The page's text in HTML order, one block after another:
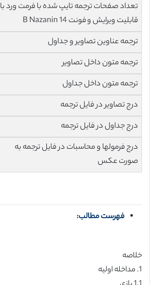
تعداد صفحات ترجمه تایپ شده با فرمت ورد با
قابلیت ویرایش و فونت 14 B Nazanin
ترجمه عناوین تصاویر و جداول
ترجمه متون داخل تصاویر
ترجمه متون داخل جداول
درج تصاویر در فایل ترجمه
درج جداول در فایل ترجمه
درج فرمولها و محاسبات در فایل ترجمه به
صورت عکس
فهرست مطالب:
خلاصه
1. مداخله اولیه